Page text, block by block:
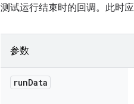
测试运行结束时的回调。此时应
参数
runData